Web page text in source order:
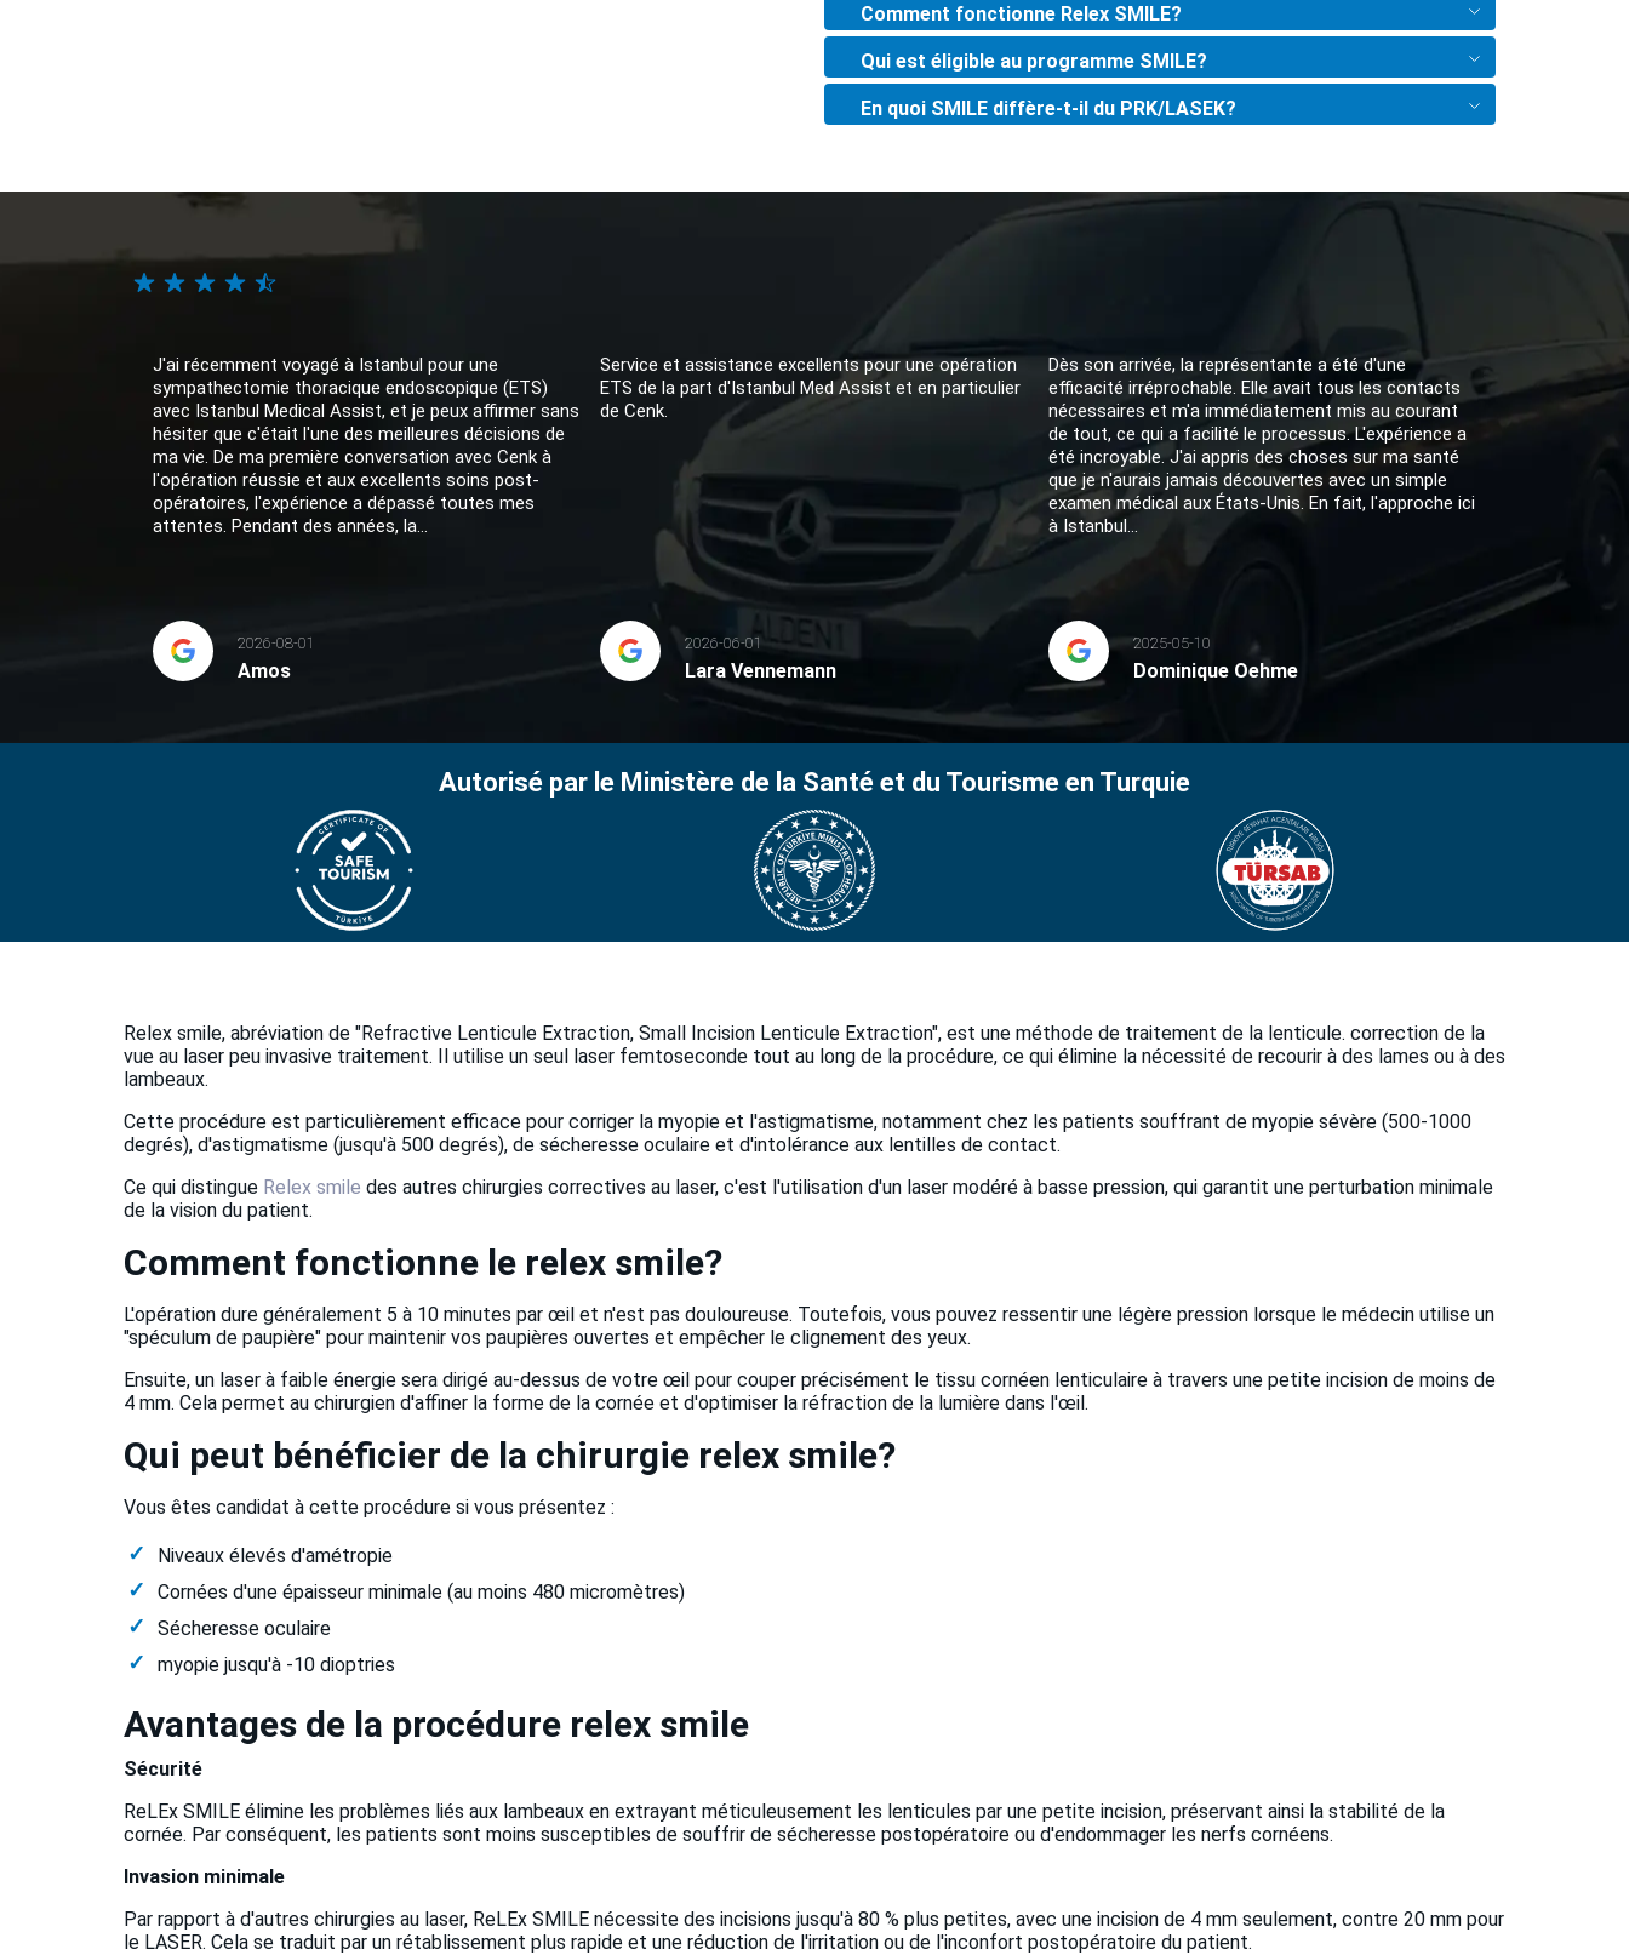
Comment fonctionne Relex SMILE?
Qui est éligible au programme SMILE?
En quoi SMILE diffère-t-il du PRK/LASEK?
J'ai récemment voyagé à Istanbul pour une
sympathectomie thoracique endoscopique (ETS)
avec Istanbul Medical Assist, et je peux affirmer sans
hésiter que c'était l'une des meilleures décisions de
ma vie. De ma première conversation avec Cenk à
l'opération réussie et aux excellents soins post-
opératoires, l'expérience a dépassé toutes mes
attentes. Pendant des années, la...
2026-08-01
Amos
Service et assistance excellents pour une opération
ETS de la part d'Istanbul Med Assist et en particulier
de Cenk.
2026-06-01
Lara Vennemann
Dès son arrivée, la représentante a été d'une
efficacité irréprochable. Elle avait tous les contacts
nécessaires et m'a immédiatement mis au courant
de tout, ce qui a facilité le processus. L'expérience a
été incroyable. J'ai appris des choses sur ma santé
que je n'aurais jamais découvertes avec un simple
examen médical aux États-Unis. En fait, l'approche ici
à Istanbul...
2025-05-10
Dominique Oehme
Autorisé par le Ministère de la Santé et du Tourisme en Turquie
Relex smile, abréviation de "Refractive Lenticule Extraction, Small Incision Lenticule Extraction", est une méthode de traitement de la lenticule. correction de la
vue au laser peu invasive traitement. Il utilise un seul laser femtoseconde tout au long de la procédure, ce qui élimine la nécessité de recourir à des lames ou à des
lambeaux.
Cette procédure est particulièrement efficace pour corriger la myopie et l'astigmatisme, notamment chez les patients souffrant de myopie sévère (500-1000
degrés), d'astigmatisme (jusqu'à 500 degrés), de sécheresse oculaire et d'intolérance aux lentilles de contact.
Ce qui distingue Relex smile des autres chirurgies correctives au laser, c'est l'utilisation d'un laser modéré à basse pression, qui garantit une perturbation minimale
de la vision du patient.
Comment fonctionne le relex smile?
L'opération dure généralement 5 à 10 minutes par œil et n'est pas douloureuse. Toutefois, vous pouvez ressentir une légère pression lorsque le médecin utilise un
"spéculum de paupière" pour maintenir vos paupières ouvertes et empêcher le clignement des yeux.
Ensuite, un laser à faible énergie sera dirigé au-dessus de votre œil pour couper précisément le tissu cornéen lenticulaire à travers une petite incision de moins de
4 mm. Cela permet au chirurgien d'affiner la forme de la cornée et d'optimiser la réfraction de la lumière dans l'œil.
Qui peut bénéficier de la chirurgie relex smile?
Vous êtes candidat à cette procédure si vous présentez :
Niveaux élevés d'amétropie
Cornées d'une épaisseur minimale (au moins 480 micromètres)
Sécheresse oculaire
myopie jusqu'à -10 dioptries
Avantages de la procédure relex smile
Sécurité
ReLEx SMILE élimine les problèmes liés aux lambeaux en extrayant méticuleusement les lenticules par une petite incision, préservant ainsi la stabilité de la
cornée. Par conséquent, les patients sont moins susceptibles de souffrir de sécheresse postopératoire ou d'endommager les nerfs cornéens.
Invasion minimale
Par rapport à d'autres chirurgies au laser, ReLEx SMILE nécessite des incisions jusqu'à 80 % plus petites, avec une incision de 4 mm seulement, contre 20 mm pour
le LASER. Cela se traduit par un rétablissement plus rapide et une réduction de l'irritation ou de l'inconfort postopératoire du patient.